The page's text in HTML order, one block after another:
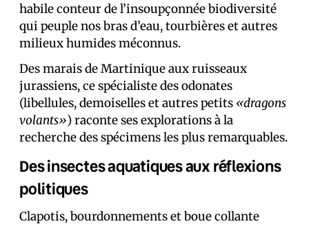
habile conteur de l’insoupçonnée biodiversité
qui peuple nos bras d’eau, tourbières et autres
milieux humides méconnus.
Des marais de Martinique aux ruisseaux
jurassiens, ce spécialiste des odonates
(libellules, demoiselles et autres petits «dragons
volants») raconte ses explorations à la
recherche des spécimens les plus remarquables.
Des insectes aquatiques aux réflexions
politiques
Clapotis, bourdonnements et boue collante